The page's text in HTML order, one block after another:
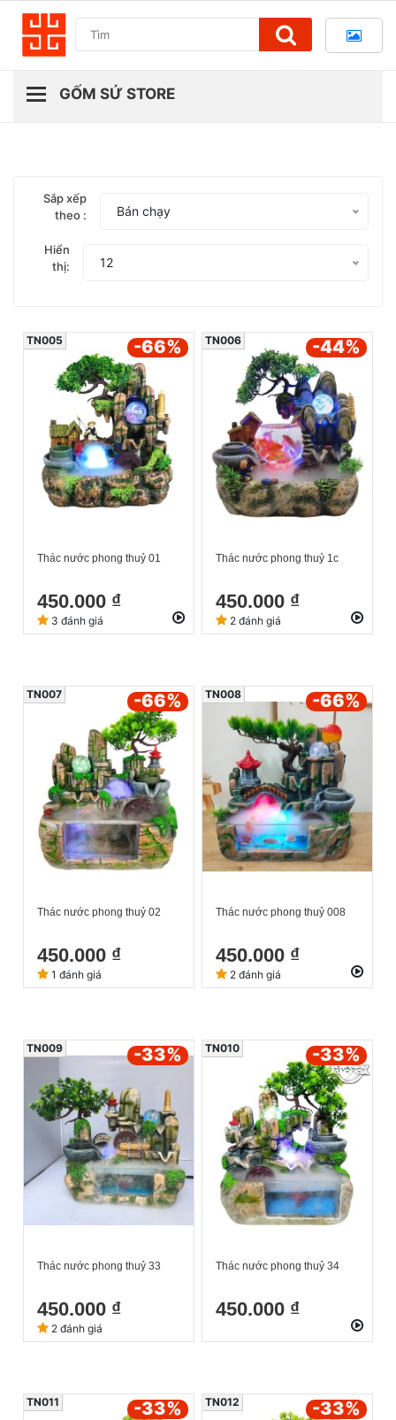
Sắp xếp
theo :
Bán chạy
Hiển
thị:
12
Thác nước phong thuỷ 01
450.000 ₫
TN005 -66%
3 đánh giá
Thác nước phong thuỷ 1c
450.000 ₫
TN006 -44%
2 đánh giá
Thác nước phong thuỷ 02
450.000 ₫
TN007 -66%
1 đánh giá
Thác nước phong thuỷ 008
450.000 ₫
TN008 -66%
2 đánh giá
Thác nước phong thuỷ 33
450.000 ₫
TN009 -33%
2 đánh giá
Thác nước phong thuỷ 34
450.000 ₫
TN010 -33%
TN011 -33% TN012 -33%